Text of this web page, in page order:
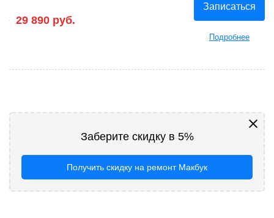
29 890 руб.
Записаться
Подробнее
Заберите скидку в 5%
Получить скидку на ремонт Макбук